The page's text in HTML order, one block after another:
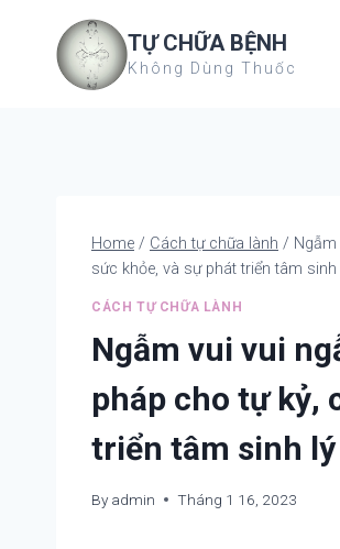
content
TỰ CHỮA BỆNH
Không Dùng Thuốc
Home / Cách tự chữa lành /
sức khỏe, và sự phát triển tâm sinh
CÁCH TỰ CHỮA LÀNH
Ngẫm vui vui
pháp cho tự kỷ,
triển tâm sinh lý
By admin Tháng 1 16, 2023